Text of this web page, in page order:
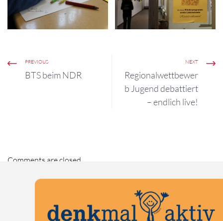
PREVIOUS
BTS beim NDR
NEXT
Regionalwettbewer
b Jugend debattiert
– endlich live!
Comments are closed.